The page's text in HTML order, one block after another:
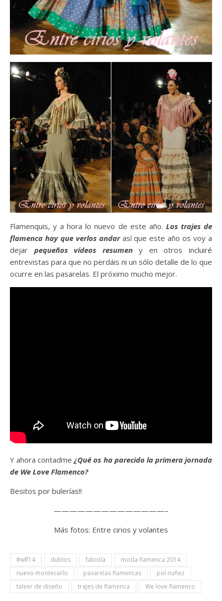
Flamenquis, y a hora lo nuevo de este año. Los trajes de
flamenca hay que verlos andarasí que este año os voy a
dejar pequeños vídeos resumeny en otros incluiré
entrevistas para que no perdáis ni un sólo detalle de lo que
ocurre en las pasarelas. El próximo mucho mejor.
Y ahora contadme¿Qué os ha parecido la primera jornada
de We Love Flamenco?
Besitos por bulerías!!
——————————————–
Más fotos: Entre cirios y volantes
#wlf14 dublos fabiola
moda flamenca 2014
nuevo montecarlo
pasarelas flamencas
pol nuñez
taleer de diseño
trajes de flamenca We love flamenco